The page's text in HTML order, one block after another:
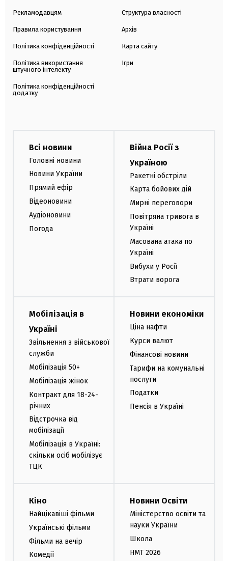
Рекламодавцям
Правила користування
Політика конфіденційності
Політика використання
штучного інтелекту
Політика конфіденційності
додатку
Структура власності
Архів
Карта сайту
Ігри
Всі новини
Головні новини
Новини України
Прямий ефір
Відеоновини
Аудіоновини
Погода
Війна Росії з
Україною
Ракетні обстріли
Карта бойових дій
Мирні переговори
Повітряна тривога в
Україні
Масована атака по
Україні
Вибухи у Росії
Втрати ворога
Мобілізація в
Україні
Звільнення з військової
служби
Мобілізація 50+
Мобілізація жінок
Контракт для 18-24-
річних
Відстрочка від
мобілізації
Мобілізація в Україні:
скільки осіб мобілізує
ТЦК
Новини економіки
Ціна нафти
Курси валют
Фінансові новини
Тарифи на комунальні
послуги
Податки
Пенсія в Україні
Кіно
Найцікавіші фільми
Українські фільми
Фільми на вечір
Комедії
Новини Освіти
Міністерство освіти та
науки України
Школа
НМТ 2026